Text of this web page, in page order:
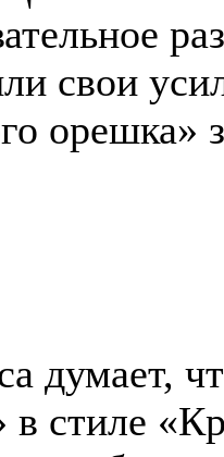
свои
орешка»
думает,
в стиле